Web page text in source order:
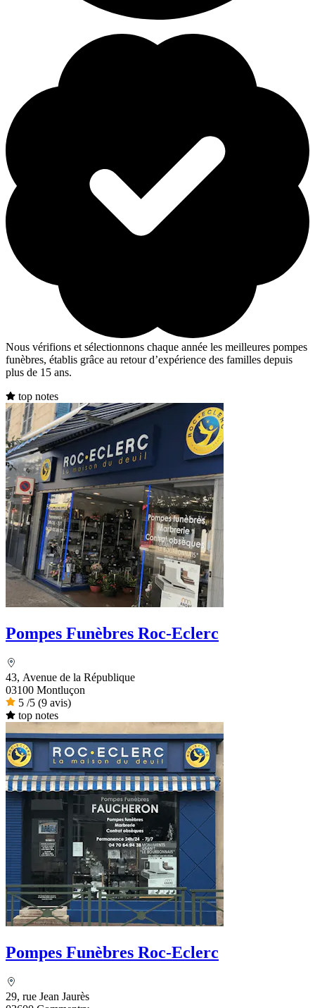
Nous vérifions et sélectionnons chaque année les meilleures pompes
funèbres, établis grâce au retour d’expérience des familles depuis
plus de 15 ans.
top notes
Pompes Funèbres Roc-Eclerc
43, Avenue de la République
03100 Montluçon
5 /5 (9 avis)
top notes
Pompes Funèbres Roc-Eclerc
29, rue Jean Jaurès